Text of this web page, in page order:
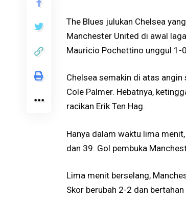
The Blues julukan Chelsea
Manchester United di awal
Mauricio Pochettino unggul 1-
Chelsea semakin di atas
Cole Palmer. Hebatnya,
racikan Erik Ten Hag.
Hanya dalam waktu lima
dan 39. Gol pembuka
Lima menit berselang,
Skor berubah 2-2 dan